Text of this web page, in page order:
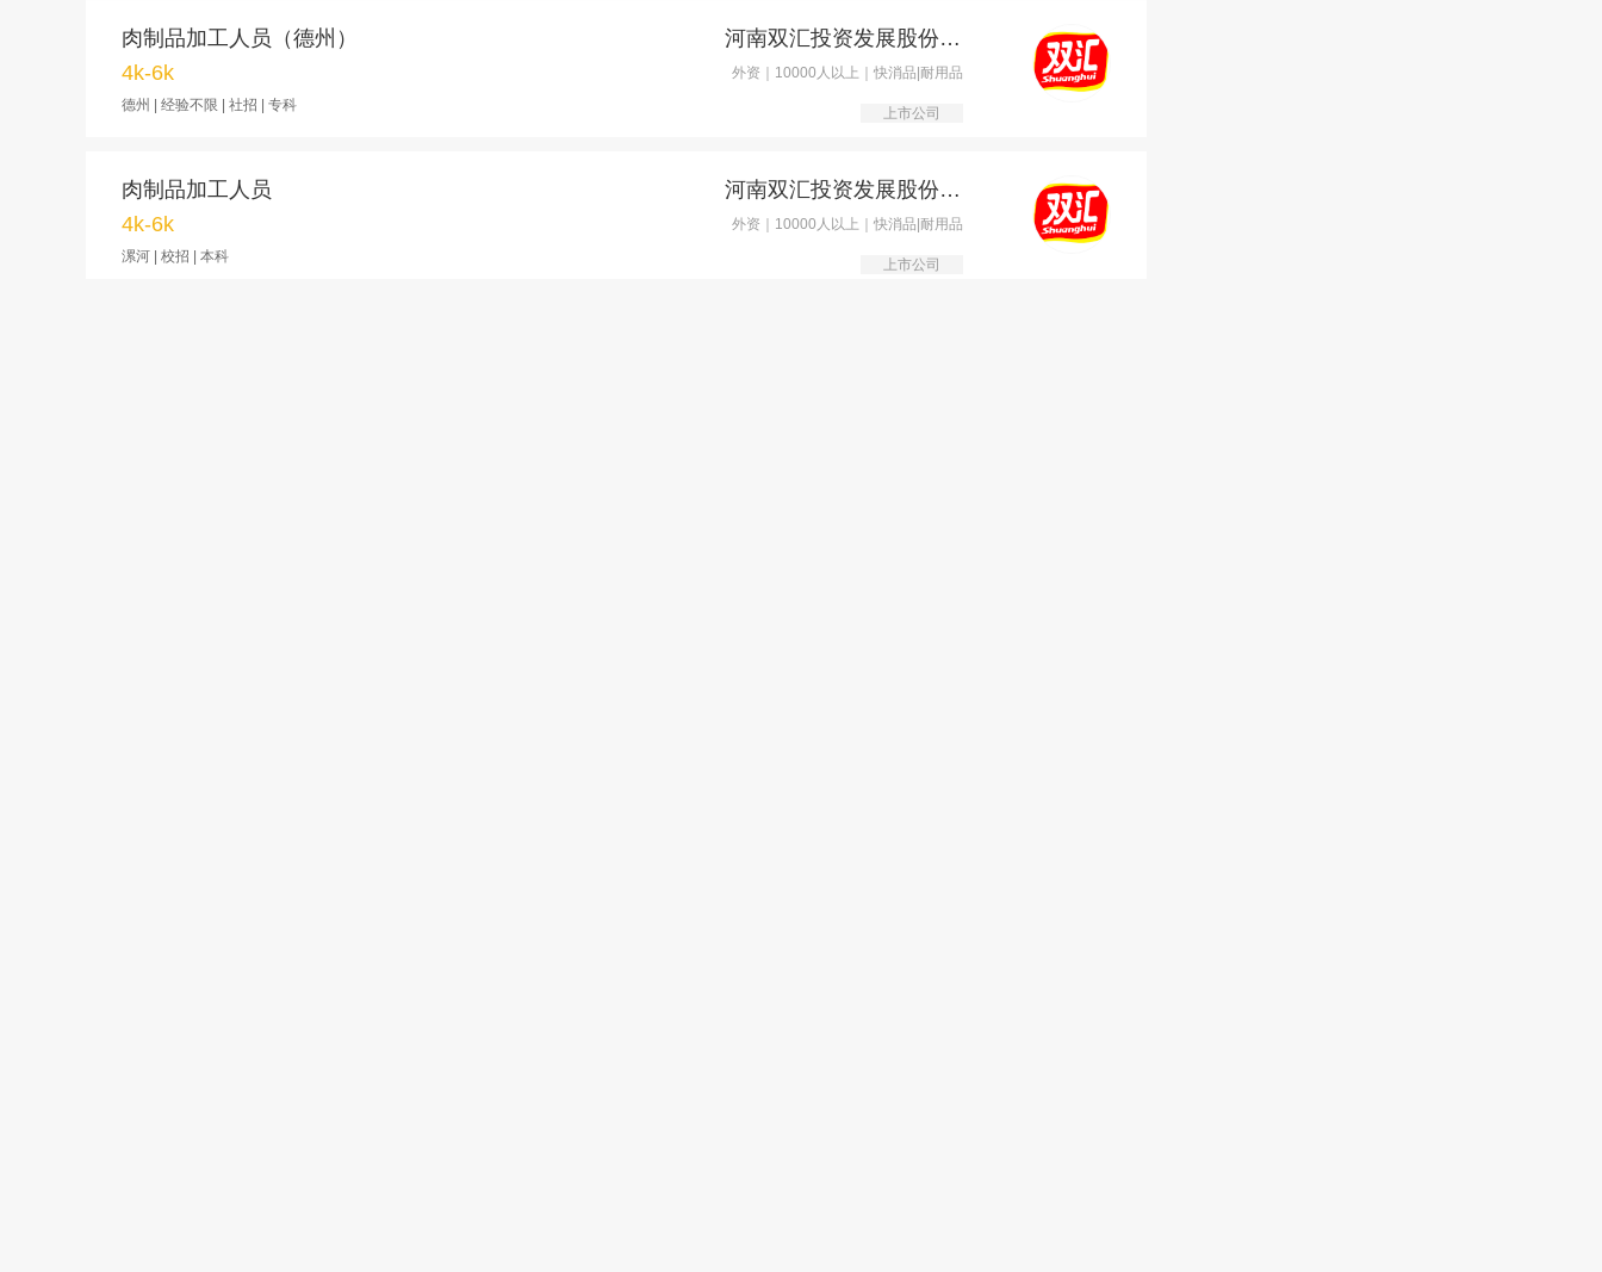
肉制品加工人员（德州）
河南双汇投资发展股份有限公司
4k-6k
外资｜10000人以上｜快消品|耐用品
德州 | 经验不限 | 社招 | 专科
上市公司
肉制品加工人员
河南双汇投资发展股份有限公司
4k-6k
外资｜10000人以上｜快消品|耐用品
漯河 | 校招 | 本科
上市公司